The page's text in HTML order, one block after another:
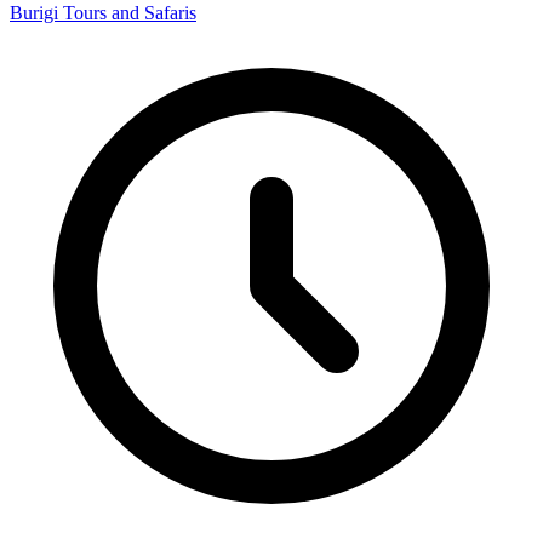
Burigi Tours and Safaris